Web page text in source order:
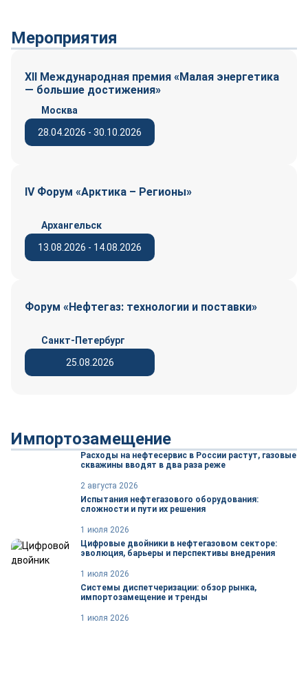
Мероприятия
XII Международная премия «Малая энергетика
— большие достижения»
28.04.2026 - 30.10.2026
Москва
IV Форум «Арктика – Регионы»
13.08.2026 - 14.08.2026
Архангельск
Форум «Нефтегаз: технологии и поставки»
25.08.2026
Санкт-Петербург
Импортозамещение
Расходы на нефтесервис в России растут, газовые
скважины вводят в два раза реже
2 августа 2026
Испытания нефтегазового оборудования:
сложности и пути их решения
1 июля 2026
Цифровые двойники в нефтегазовом секторе:
эволюция, барьеры и перспективы внедрения
1 июля 2026
Системы диспетчеризации: обзор рынка,
импортозамещение и тренды
1 июля 2026